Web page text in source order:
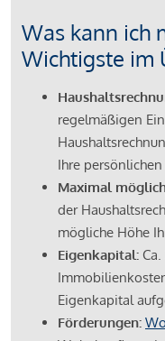
Was kann ich
Wichtigste im
regelmäßigen
Ihre
Maximal
der
mögliche Höhe
Eigenkapital:
Eigenkapital
Förderungen: